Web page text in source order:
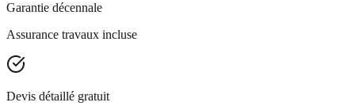
Garantie décennale
Assurance travaux incluse
Devis détaillé gratuit